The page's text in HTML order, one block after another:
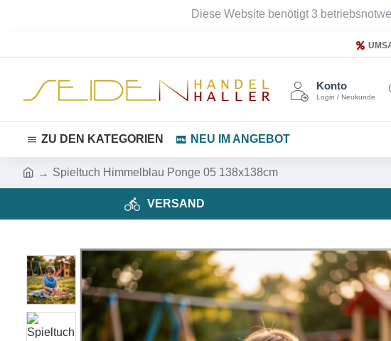
Diese Website benötigt 3
Konto
Login / Neukunde
ZU DEN KATEGORIEN NEU IM ANGEBOT
Spieltuch Himmelblau Ponge 05 138x138cm
VERSAND